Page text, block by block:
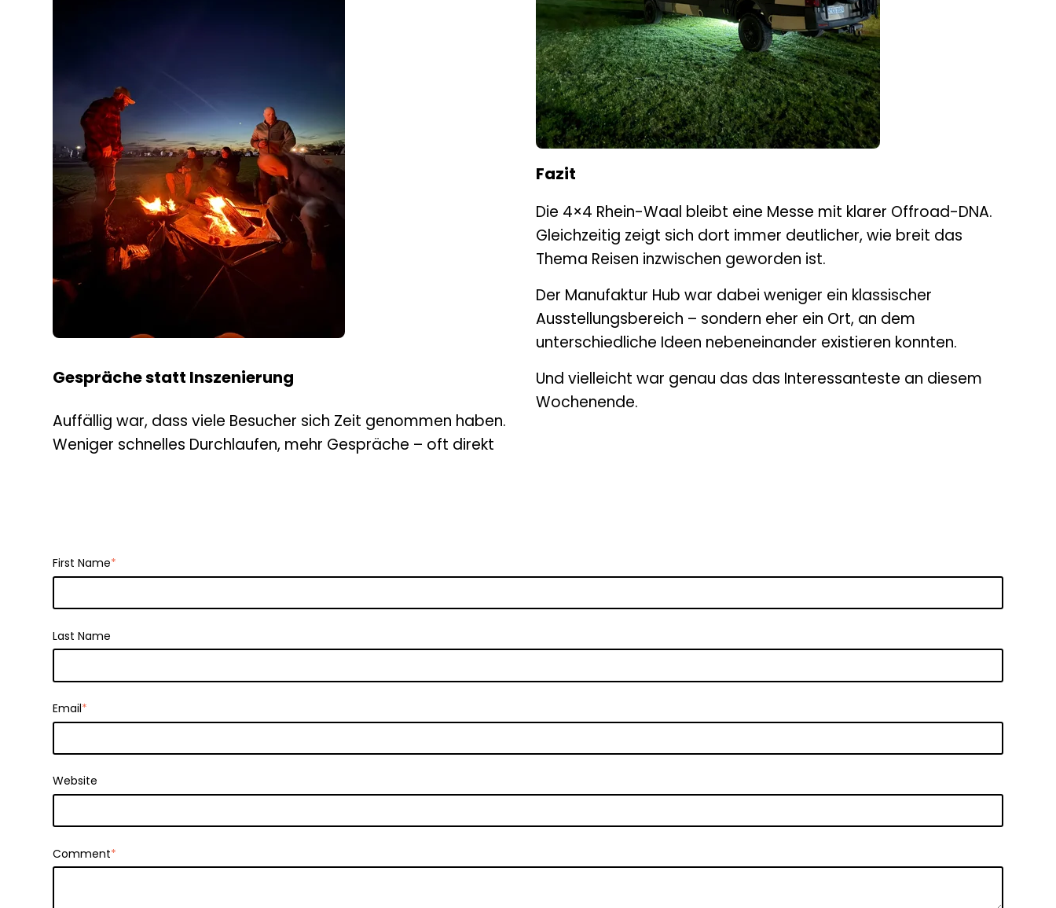
Gespräche statt Inszenierung
Auffällig war, dass viele Besucher sich Zeit genommen haben.
Weniger schnelles Durchlaufen, mehr Gespräche – oft direkt
Fazit
Die 4×4 Rhein-Waal bleibt eine Messe mit klarer Offroad-DNA.
Gleichzeitig zeigt sich dort immer deutlicher, wie breit das
Thema Reisen inzwischen geworden ist.
Der Manufaktur Hub war dabei weniger ein klassischer
Ausstellungsbereich – sondern eher ein Ort, an dem
unterschiedliche Ideen nebeneinander existieren konnten.
Und vielleicht war genau das das Interessanteste an diesem
Wochenende.
First Name*
Last Name
Email*
Website
Comment*